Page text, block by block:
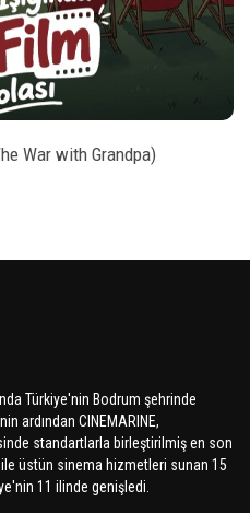
War with Grandpa)
Türkiye'nin Bodrum şehrinde
ardından CINEMARINE,
standartlarla birleştirilmiş en son
üstün sinema hizmetleri sunan 15
11 ilinde genişledi.